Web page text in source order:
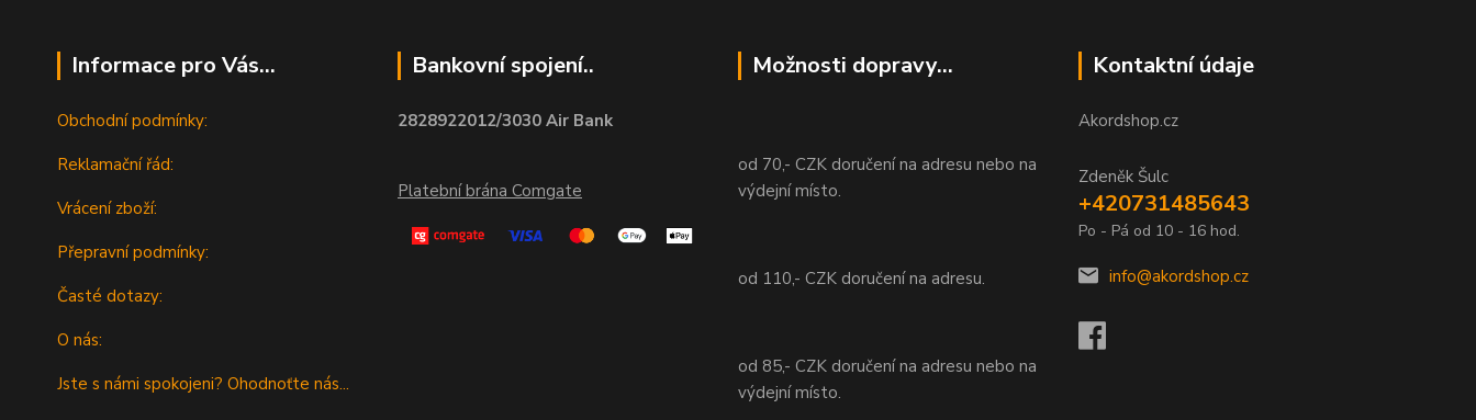
Informace pro Vás...
Obchodní podmínky:
Reklamační řád:
Vrácení zboží:
Přepravní podmínky:
Časté dotazy:
O nás:
Jste s námi spokojeni? Ohodnoťte nás...
Bankovní spojení..
2828922012/3030 Air Bank
Platební brána Comgate
Možnosti dopravy...
od 70,- CZK doručení na adresu nebo na
výdejní místo.
od 110,- CZK doručení na adresu.
od 85,- CZK doručení na adresu nebo na
výdejní místo.
Kontaktní údaje
Akordshop.cz
Zdeněk Šulc
+420731485643
Po - Pá od 10 - 16 hod.
info@akordshop.cz